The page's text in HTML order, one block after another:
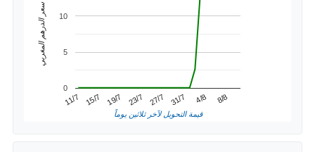
11/7 15/7 19/7 23/7 27/7 31/7 4/8 8/8
0
5
10
قيمة التحويل لآخر ثلاثين يوماً
سعر الدرهم المغربي